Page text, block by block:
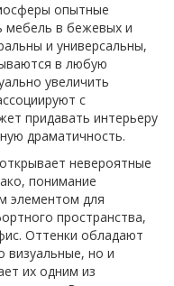
опытные
мебель в бежевых и
и универсальны,
в любую
увеличить
с
придавать интерьеру
драматичность.
невероятные
понимание
элементом для
пространства,
Оттенки обладают
визуальные, но и
их одним из